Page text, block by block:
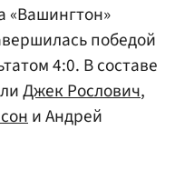
«Вашингтон»
победой
4:0. В составе
Джек Рослович,
и Андрей